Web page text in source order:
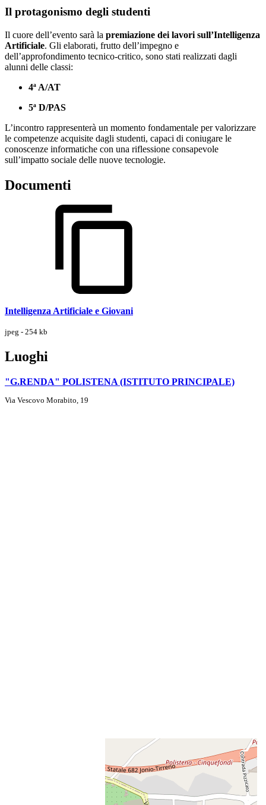
Il protagonismo degli studenti
Il cuore dell’evento sarà la premiazione dei lavori sull’Intelligenza
Artificiale. Gli elaborati, frutto dell’impegno e
dell’approfondimento tecnico-critico, sono stati realizzati dagli
alunni delle classi:
4ª A/AT
5ª D/PAS
L’incontro rappresenterà un momento fondamentale per valorizzare
le competenze acquisite dagli studenti, capaci di coniugare le
conoscenze informatiche con una riflessione consapevole
sull’impatto sociale delle nuove tecnologie.
Documenti
Intelligenza Artificiale e Giovani
jpeg - 254 kb
Luoghi
"G.RENDA" POLISTENA (ISTITUTO PRINCIPALE)
Via Vescovo Morabito, 19